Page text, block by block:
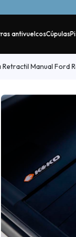
antivuelcosCúpulas
Retractil Manual Ford